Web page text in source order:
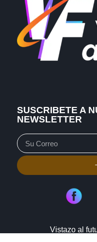
SUSCRIBETE A
NEWSLETTER
Vistazo al